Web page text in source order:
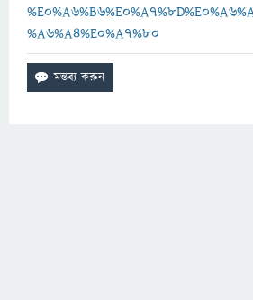
%A6%A4%E0%A7%80